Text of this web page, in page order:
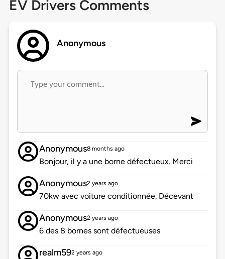
EV Drivers Comments
Anonymous
Anonymous8 months ago
Bonjour, il y a une borne défectueux. Merci
Anonymous2 years ago
70kw avec voiture conditionnée. Décevant
Anonymous2 years ago
6 des 8 bornes sont défectueuses
realm592 years ago